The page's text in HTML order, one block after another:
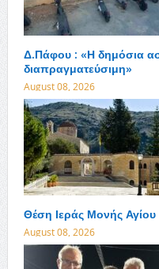
Δ.Πάφου : «Η δημόσια
διαπραγματεύσιμη»
August 08, 2026
Θέση Ιεράς Μονής Αγίου
August 08, 2026